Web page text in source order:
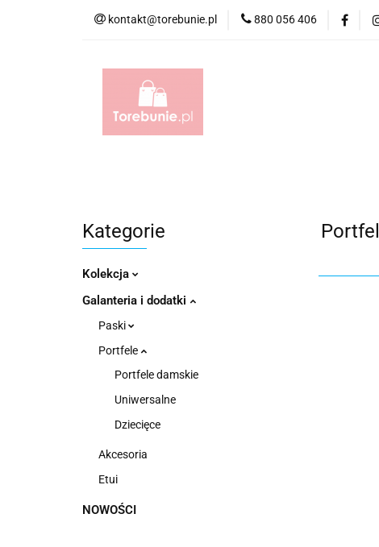
kontakt@torebunie.pl 880 056 406
Torebki Torby i
Kategorie
Kolekcja
Galanteria i dodatki
Paski
Portfele
Portfele damskie
Uniwersalne
Dziecięce
Akcesoria
Etui
NOWOŚCI